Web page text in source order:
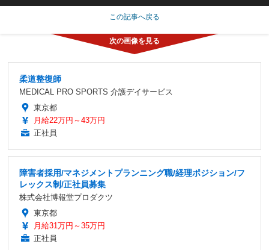
この記事へ戻る
柔道整復師
MEDICAL PRO SPORTS 介護デイサービス
東京都
月給22万円～43万円
正社員
障害者採用/マネジメントプランニング職/経理ポジション/フ
レックス制/正社員募集
株式会社博報堂プロダクツ
東京都
月給31万円～35万円
正社員